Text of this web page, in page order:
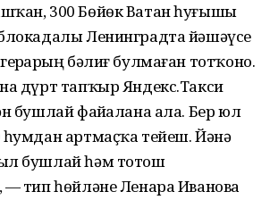
300 Бөйөк Ватан һуғышы
Ленинградта йәшәүсе
бәлиғ булмаған тотҡоно.
дүрт тапҡыр Яндекс.Такси
бушлай файҙалана ала. Бер юл
артмаҫҡа тейеш. Йәнә
бушлай һәм тотош
— тип һөйләне Ленара Иванова